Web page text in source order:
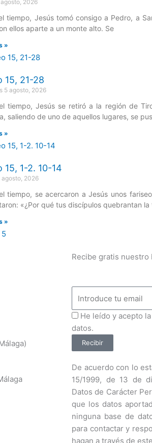
2026
tiempo, Jesús tomó consigo a Pedro, a
ellos aparte a un monte alto. Se
»
15, 21-28
5 agosto, 2026
tiempo, Jesús se retiró a la región de
saliendo de uno de aquellos lugares, se
»
15, 1-2. 10-14
agosto, 2026
tiempo, se acercaron a Jesús unos
«¿Por qué tus discípulos quebrantan
»
5
Recibe gratis nuestro
ProteccionDatos
He leído y acepto
datos.
Recibir
De acuerdo con lo
15/1999, de 13 de
Datos de Carácter
que los datos
ninguna base de
para contactar y
hagan a través de